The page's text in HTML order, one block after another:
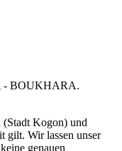
(Stadt Kogon) und
gilt. Wir lassen unser
genauen